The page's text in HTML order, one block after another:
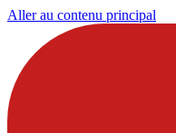
Aller au contenu principal